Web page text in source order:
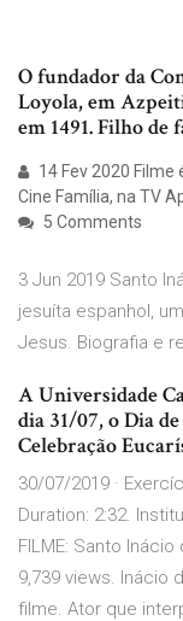
O fundador da
Loyola, em
em 1491. Filho
14 Fev 2020
Cine Família, na TV
5 Comments
3 Jun 2019 Santo
jesuíta espanhol,
Jesus. Biografia e
A Universidade
dia 31/07, o Dia
Celebração
30/07/2019 ·
Duration: 2:32.
FILME: Santo
9,739 views. Inácio
filme. Ator que